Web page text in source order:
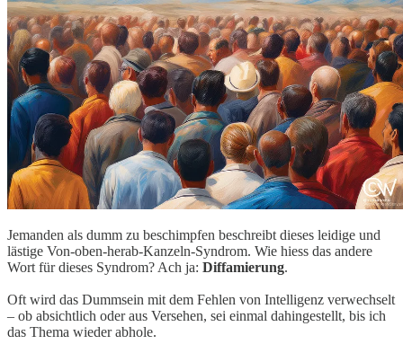
Jemanden als dumm zu beschimpfen beschreibt dieses leidige und
lästige Von-oben-herab-Kanzeln-Syndrom. Wie hiess das andere
Wort für dieses Syndrom? Ach ja: Diffamierung.
Oft wird das Dummsein mit dem Fehlen von Intelligenz verwechselt
– ob absichtlich oder aus Versehen, sei einmal dahingestellt, bis ich
das Thema wieder abhole.